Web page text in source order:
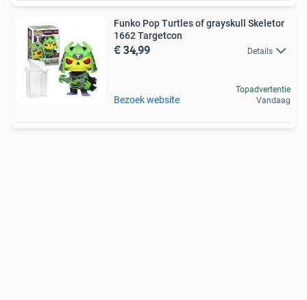
Funko Pop Turtles of grayskull Skeletor
1662 Targetcon
€ 34,99 Details
Bezoek website
Topadvertentie
Vandaag